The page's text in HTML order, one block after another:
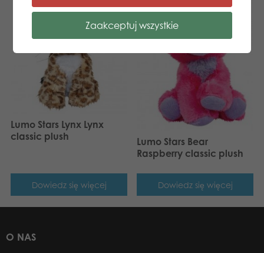
Lumo Stars Lynx Lynx
classic plush
Dowiedz się więcej
Lumo Stars Bear
Raspberry classic plush
Dowiedz się więcej
O NAS
Zaakceptuj wszystkie